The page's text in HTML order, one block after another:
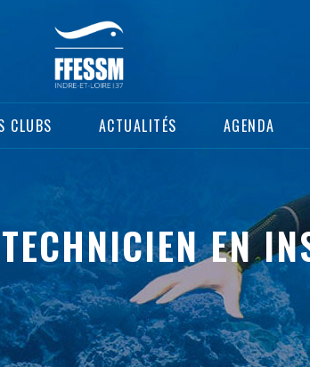
CLUBS ACTUALITÉS AGENDA
EN